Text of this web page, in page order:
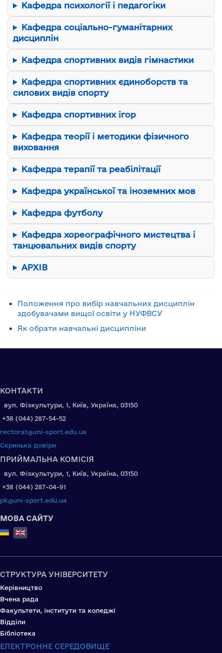
Кафедра психології і педагогіки
Кафедра соціально-гуманітарних
дисциплін
Кафедра спортивних видів гімнастики
Кафедра спортивних єдиноборств та
силових видів спорту
Кафедра спортивних ігор
Кафедра теорії і методики фізичного
виховання
Кафедра терапії та реабілітації
Кафедра української та іноземних мов
Кафедра футболу
Кафедра хореографічного мистецтва і
танцювальних видів спорту
АРХІВ
Положення про вибір навчальних дисциплін
здобувачами вищої освіти у НУФВСУ
Як обрати навчальні дисципліни
КОНТАКТИ
вул. Фізкультури, 1, Київ, Україна, 03150
+38 (044) 287-54-52
rectorat@uni-sport.edu.ua
Скринька довіри
ПРИЙМАЛЬНА КОМІСІЯ
вул. Фізкультури, 1, Київ, Україна, 03150
+38 (044) 287-04-91
pk@uni-sport.edu.ua
МОВА САЙТУ
Select your language
СТРУКТУРА УНІВЕРСИТЕТУ
Керівництво
Вчена рада
Факультети, інститути та коледжі
Відділи
Бібліотека
ЕЛЕКТРОННЕ СЕРЕДОВИЩЕ